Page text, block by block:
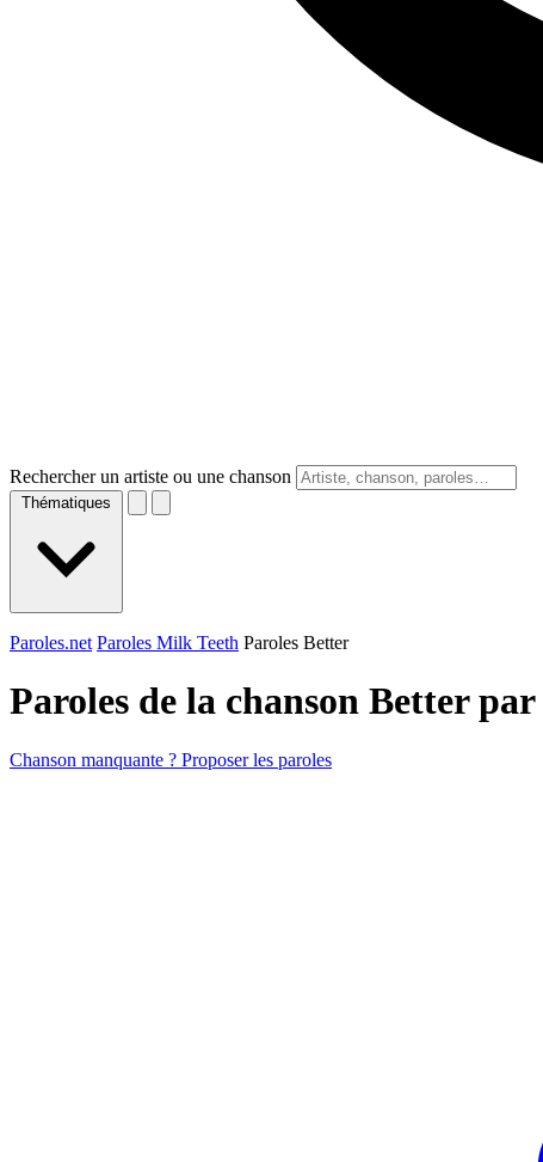
Rechercher un artiste ou une chanson
Thématiques
Paroles.net Paroles Milk Teeth Paroles Better
Paroles de la chanson Better par
Chanson manquante ? Proposer les paroles